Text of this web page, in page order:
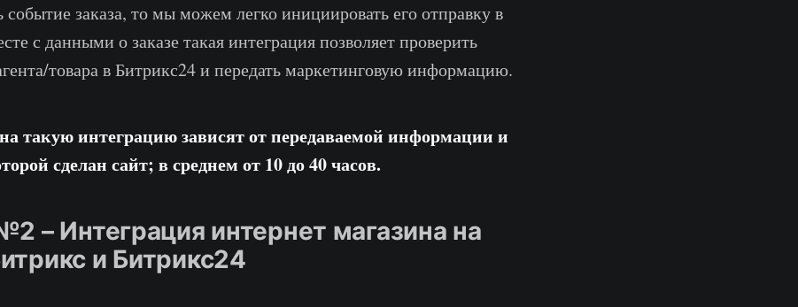
событие заказа, то мы можем легко инициировать его отправку в
с данными о заказе такая интеграция позволяет проверить
товара в Битрикс24 и передать маркетинговую информацию.
такую интеграцию зависят от передаваемой информации и
сделан сайт; в среднем от 10 до 40 часов.
– Интеграция интернет магазина на
и Битрикс24